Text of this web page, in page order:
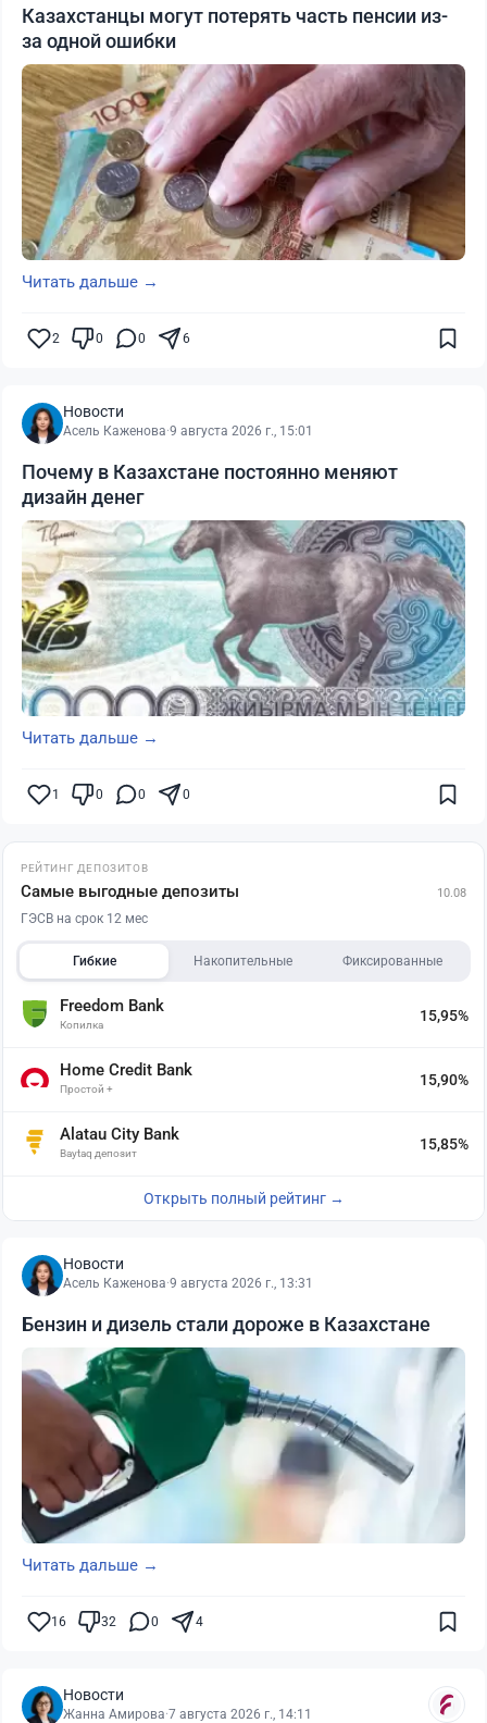
Казахстанцы могут потерять часть пенсии из-
за одной ошибки
Читать дальше →
2 0 0 6
Новости
Асель Каженова·9 августа 2026 г., 15:01
Почему в Казахстане постоянно меняют
дизайн денег
Читать дальше →
1 0 0 0
РЕЙТИНГ ДЕПОЗИТОВ
Самые выгодные депозиты 10.08
ГЭСВ на срок 12 мес
Гибкие Накопительные Фиксированные
Freedom Bank
Копилка
15,95%
Home Credit Bank
Простой +
15,90%
Alatau City Bank
Baytaq депозит
15,85%
Открыть полный рейтинг →
Новости
Асель Каженова·9 августа 2026 г., 13:31
Бензин и дизель стали дороже в Казахстане
Читать дальше →
16 32 0 4
Новости
Жанна Амирова·7 августа 2026 г., 14:11